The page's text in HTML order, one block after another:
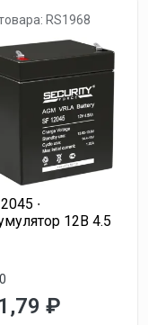
RS1968
∙
12В 4.5
₽